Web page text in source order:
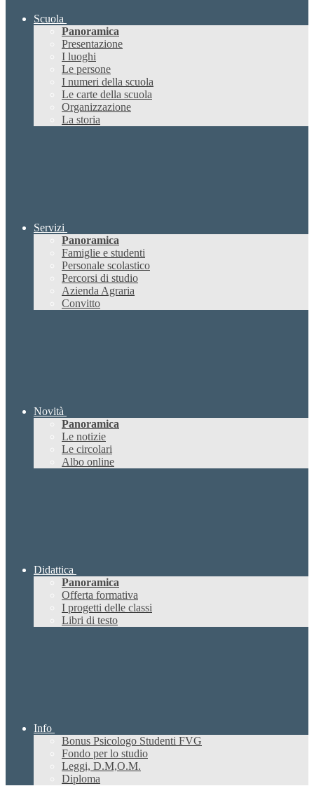
Scuola
Panoramica
Presentazione
I luoghi
Le persone
I numeri della scuola
Le carte della scuola
Organizzazione
La storia
Servizi
Panoramica
Famiglie e studenti
Personale scolastico
Percorsi di studio
Azienda Agraria
Convitto
Novità
Panoramica
Le notizie
Le circolari
Albo online
Didattica
Panoramica
Offerta formativa
I progetti delle classi
Libri di testo
Info
Bonus Psicologo Studenti FVG
Fondo per lo studio
Leggi, D.M,O.M.
Diploma